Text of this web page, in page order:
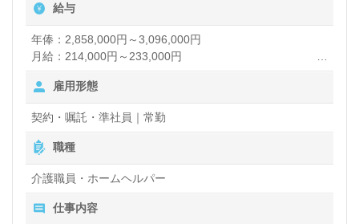
給与
年俸：2,858,000円～3,096,000円
月給：214,000円～233,000円
【諸手当】
介護福祉士手当：10,000円
処遇改善手当：34,000円
皆勤手当：10,000円
夜勤手当：3,000円/回（月5回程度）
住宅手当：上限14,000円
扶養手当：10,000円～
賞与あり
雇用形態
契約・嘱託・準社員｜常勤
職種
介護職員・ホームヘルパー
仕事内容